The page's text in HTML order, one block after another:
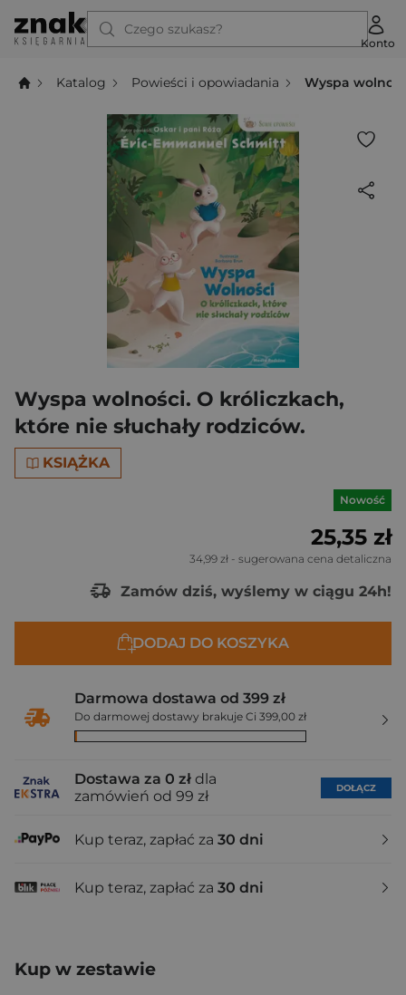
Czego szukasz?
Konto
Katalog Powieści i opowiadania Wyspa
Wyspa wolności. O króliczkach,
które nie słuchały rodziców.
KSIĄŻKA
Nowość
25,35 zł
34,99 zł - sugerowana cena detaliczna
Zamów dziś, wyślemy w ciągu 24h!
DODAJ DO KOSZYKA
Darmowa dostawa od 399 zł
Do darmowej dostawy brakuje Ci 399,00 zł
Dostawa za 0 zł dla
zamówień od 99 zł
DOŁĄCZ
Kup teraz, zapłać za 30 dni
Kup teraz, zapłać za 30 dni
Kup w zestawie